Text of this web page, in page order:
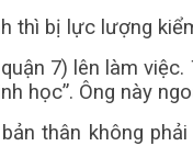
thì bị lực lượng
7) lên làm
học”. Ông này
thân không